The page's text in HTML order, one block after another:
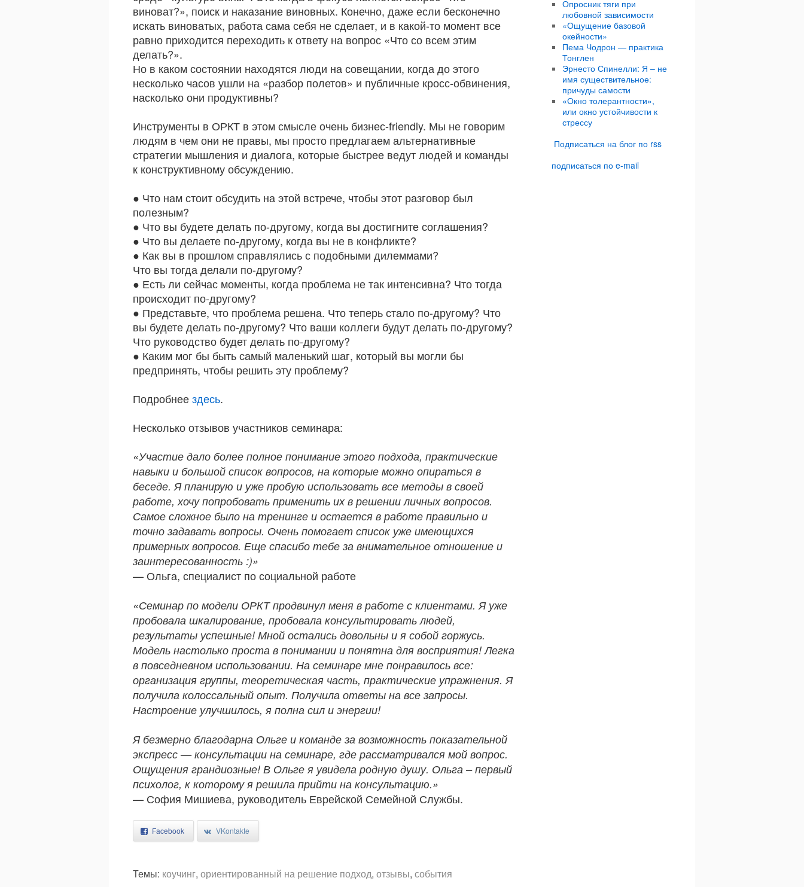
виноват?», поиск и наказание виновных. Конечно, даже если бесконечно
искать виноватых, работа сама себя не сделает, и в какой-то момент все
равно приходится переходить к ответу на вопрос «Что со всем этим
делать?».
Но в каком состоянии находятся люди на совещании, когда до этого
несколько часов ушли на «разбор полетов» и публичные кросс-обвинения,
насколько они продуктивны?
Инструменты в ОРКТ в этом смысле очень бизнес-friendly. Мы не говорим
людям в чем они не правы, мы просто предлагаем альтернативные
стратегии мышления и диалога, которые быстрее ведут людей и команды
к конструктивному обсуждению.
● Что нам стоит обсудить на этой встрече, чтобы этот разговор был
полезным?
● Что вы будете делать по-другому, когда вы достигните соглашения?
● Что вы делаете по-другому, когда вы не в конфликте?
● Как вы в прошлом справлялись с подобными дилеммами?
Что вы тогда делали по-другому?
● Есть ли сейчас моменты, когда проблема не так интенсивна? Что тогда
происходит по-другому?
● Представьте, что проблема решена. Что теперь стало по-другому? Что
вы будете делать по-другому? Что ваши коллеги будут делать по-другому?
Что руководство будет делать по-другому?
● Каким мог бы быть самый маленький шаг, который вы могли бы
предпринять, чтобы решить эту проблему?
Подробнеездесь.
Несколько отзывов участников семинара:
«Участие дало более полное понимание этого подхода, практические
навыки и большой список вопросов, на которые можно опираться в
беседе. Я планирую и уже пробую использовать все методы в своей
работе, хочу попробовать применить их в решении личных вопросов.
Самое сложное было на тренинге и остается в работе правильно и
точно задавать вопросы. Очень помогает список уже имеющихся
примерных вопросов. Еще спасибо тебе за внимательное отношение и
заинтересованность :)»
— Ольга, специалист по социальной работе
«Семинар по модели ОРКТ продвинул меня в работе с клиентами. Я уже
пробовала шкалирование, пробовала консультировать людей,
результаты успешные! Мной остались довольны и я собой горжусь.
Модель настолько проста в понимании и понятна для восприятия! Легка
в повседневном использовании. На семинаре мне понравилось все:
организация группы, теоретическая часть, практические упражнения. Я
получила колоссальный опыт. Получила ответы на все запросы.
Настроение улучшилось, я полна сил и энергии!
Я безмерно благодарна Ольге и команде за возможность показательной
экспресс — консультации на семинаре, где рассматривался мой вопрос.
Ощущения грандиозные! В Ольге я увидела родную душу. Ольга – первый
психолог, к которому я решила прийти на консультацию.»
— София Мишиева, руководитель Еврейской Семейной Службы.
Facebook VKontakte
Темы: коучинг, ориентированный на решение подход, отзывы, события
Опросник тяги при
любовной зависимости
«Ощущение базовой
окейности»
Пема Чодрон — практика
Тонглен
Эрнесто Спинелли: Я – не
имя существительное:
причуды самости
«Окно толерантности»,
или окно устойчивости к
стрессу
Подписаться на блог по rss
подписаться по e-mail